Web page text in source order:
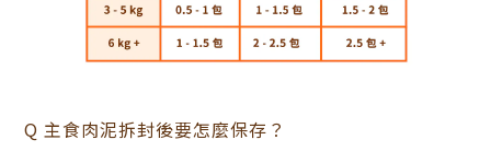
Q 主食肉泥拆封後要怎麼保存？